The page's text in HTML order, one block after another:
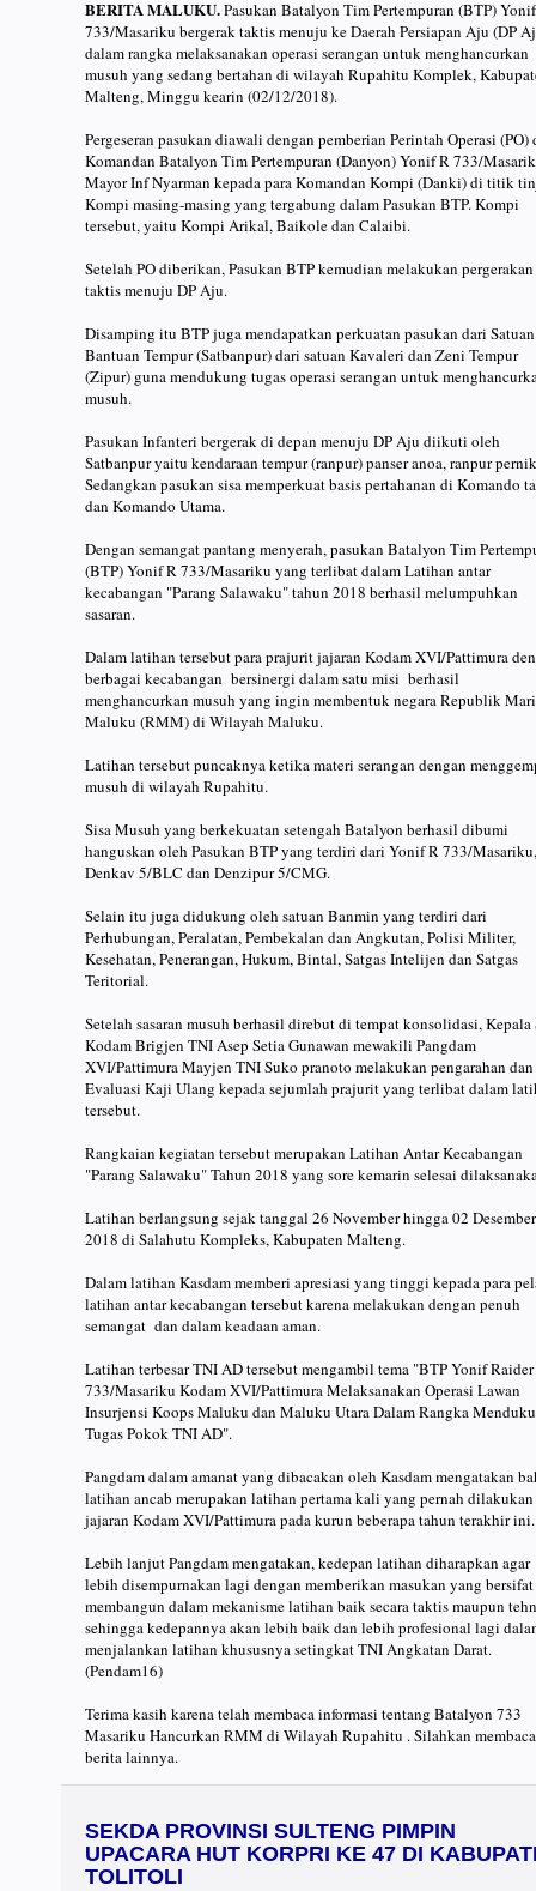
BERITA MALUKU.Pasukan Batalyon Tim Pertempuran (BTP)
733/Masariku bergerak taktis menuju ke Daerah Persiapan Aju (DP
dalam rangka melaksanakan operasi serangan untuk menghancurkan
musuh yang sedang bertahan di wilayah Rupahitu Komplek,
Malteng, Minggu kearin (02/12/2018).
Pergeseran pasukan diawali dengan pemberian Perintah Operasi (PO)
Komandan Batalyon Tim Pertempuran (Danyon) Yonif R 733/
Mayor Inf Nyarman kepada para Komandan Kompi (Danki) di titik
Kompi masing-masing yang tergabung dalam Pasukan BTP. Kompi
tersebut, yaitu Kompi Arikal, Baikole dan Calaibi.
Setelah PO diberikan, Pasukan BTP kemudian melakukan pergerakan
taktis menuju DP Aju.
Disamping itu BTP juga mendapatkan perkuatan pasukan dari Satuan
Bantuan Tempur (Satbanpur) dari satuan Kavaleri dan Zeni Tempur
(Zipur) guna mendukung tugas operasi serangan untuk
musuh.
Pasukan Infanteri bergerak di depan menuju DP Aju diikuti oleh
Satbanpur yaitu kendaraan tempur (ranpur) panser anoa, ranpur
Sedangkan pasukan sisa memperkuat basis pertahanan di Komando
dan Komando Utama.
Dengan semangat pantang menyerah, pasukan Batalyon Tim
(BTP) Yonif R 733/Masariku yang terlibat dalam Latihan antar
kecabangan "Parang Salawaku" tahun 2018 berhasil melumpuhkan
sasaran.
Dalam latihan tersebut para prajurit jajaran Kodam XVI/Pattimura
berbagai kecabangan bersinergi dalam satu misi berhasil
menghancurkan musuh yang ingin membentuk negara Republik
Maluku (RMM) di Wilayah Maluku.
Latihan tersebut puncaknya ketika materi serangan dengan
musuh di wilayah Rupahitu.
Sisa Musuh yang berkekuatan setengah Batalyon berhasil dibumi
hanguskan oleh Pasukan BTP yang terdiri dari Yonif R 733/Masariku,
Denkav 5/BLC dan Denzipur 5/CMG.
Selain itu juga didukung oleh satuan Banmin yang terdiri dari
Perhubungan, Peralatan, Pembekalan dan Angkutan, Polisi Militer,
Kesehatan, Penerangan, Hukum, Bintal, Satgas Intelijen dan Satgas
Teritorial.
Setelah sasaran musuh berhasil direbut di tempat konsolidasi, Kepala
Kodam Brigjen TNI Asep Setia Gunawan mewakili Pangdam
XVI/Pattimura Mayjen TNI Suko pranoto melakukan pengarahan dan
Evaluasi Kaji Ulang kepada sejumlah prajurit yang terlibat dalam
tersebut.
Rangkaian kegiatan tersebut merupakan Latihan Antar Kecabangan
"Parang Salawaku" Tahun 2018 yang sore kemarin selesai
Latihan berlangsung sejak tanggal 26 November hingga 02 Desember
2018 di Salahutu Kompleks, Kabupaten Malteng.
Dalam latihan Kasdam memberi apresiasi yang tinggi kepada para
latihan antar kecabangan tersebut karena melakukan dengan penuh
semangat dan dalam keadaan aman.
Latihan terbesar TNI AD tersebut mengambil tema "BTP Yonif Raider
733/Masariku Kodam XVI/Pattimura Melaksanakan Operasi Lawan
Insurjensi Koops Maluku dan Maluku Utara Dalam Rangka
Tugas Pokok TNI AD".
Pangdam dalam amanat yang dibacakan oleh Kasdam mengatakan
latihan ancab merupakan latihan pertama kali yang pernah
jajaran Kodam XVI/Pattimura pada kurun beberapa tahun terakhir ini.
Lebih lanjut Pangdam mengatakan, kedepan latihan diharapkan agar
lebih disempurnakan lagi dengan memberikan masukan yang bersifat
membangun dalam mekanisme latihan baik secara taktis maupun
sehingga kedepannya akan lebih baik dan lebih profesional lagi
menjalankan latihan khususnya setingkat TNI Angkatan Darat.
(Pendam16)
Terima kasih karena telah membaca informasi tentang Batalyon 733
Masariku Hancurkan RMM di Wilayah Rupahitu . Silahkan membaca
berita lainnya.
SEKDA PROVINSI SULTENG PIMPIN
UPACARA HUT KORPRI KE 47 DI
TOLITOLI